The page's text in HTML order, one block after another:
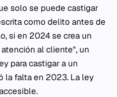
solo se puede castigar
como delito antes de
si en 2024 se crea un
al cliente", un
para castigar a un
la falta en 2023. La ley